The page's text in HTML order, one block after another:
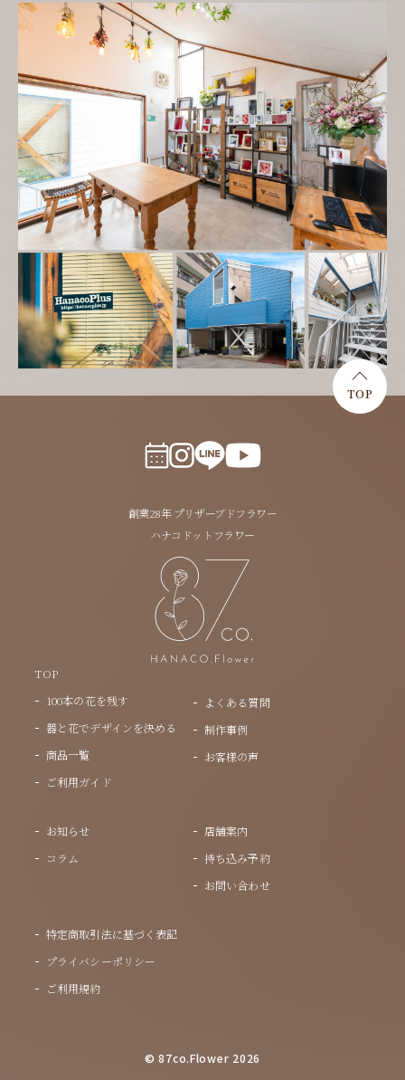
TOP
TOP
100本の花を残す
器と花でデザインを決める
商品一覧
ご利用ガイド
よくある質問
制作事例
お客様の声
お知らせ
コラム
店舗案内
持ち込み予約
お問い合わせ
特定商取引法に基づく表記
プライバシーポリシー
ご利用規約
創業28年 プリザーブドフラワー
ハナコドットフラワー
© 87co.Flower 2026